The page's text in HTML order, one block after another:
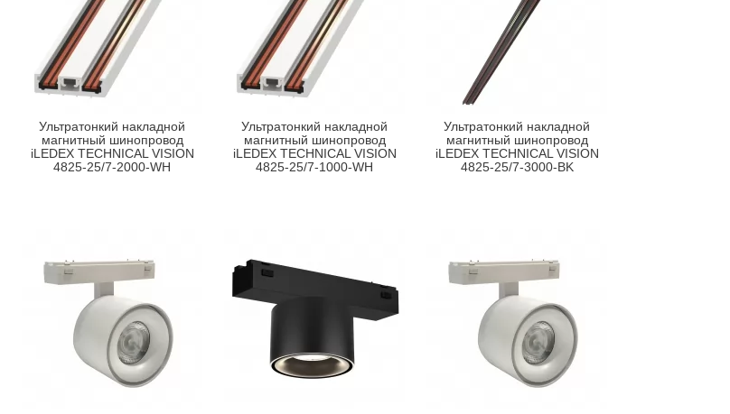
Ультратонкий накладной
магнитный шинопровод
iLEDEX TECHNICAL VISION
4825-25/7-2000-WH
Ультратонкий накладной
магнитный шинопровод
iLEDEX TECHNICAL VISION
4825-25/7-1000-WH
Ультратонкий накладной
магнитный шинопровод
iLEDEX TECHNICAL VISION
4825-25/7-3000-BK